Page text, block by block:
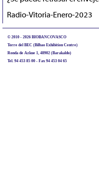
Radio-Vitoria-Enero-2023
© 2010 - 2026 BIOBANCOVASCO
Torre del BEC (Bilbao Exhibition Centre)
Ronda de Azkue 1, 48902 (Barakaldo)
Tel. 94 453 85 00 - Fax 94 453 04 65